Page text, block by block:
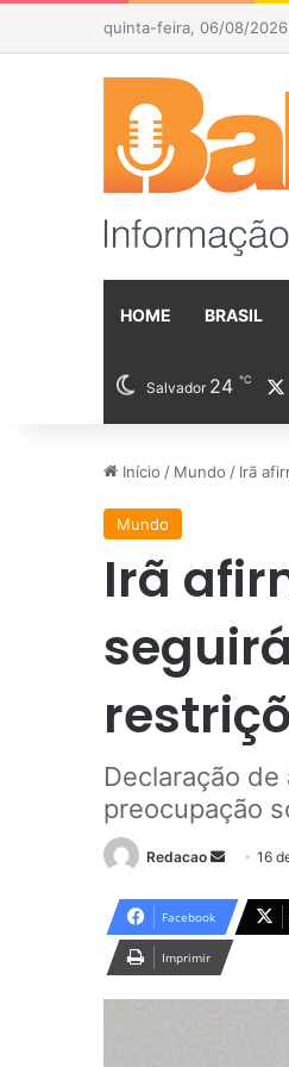
quinta-feira, 06/08/2026
HOME BRASIL
Salvador 24 ℃
Início / Mundo / Irã
Mundo
Irã
Declaração
preocupação
Redacao
n
d
u
16
Facebook
Imprimir